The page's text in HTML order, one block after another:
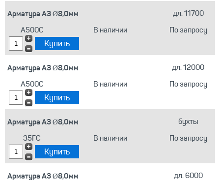
Арматура А3 Ø8,0мм
дл. 11700
А500С
В наличии По запросу
Арматура А3 Ø8,0мм
дл. 12000
А500С
В наличии По запросу
Арматура А3 Ø8,0мм
бухты
35ГС
В наличии По запросу
Арматура А3 Ø8,0мм дл. 6000